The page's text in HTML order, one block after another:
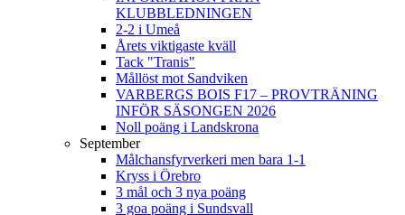
KLUBBLEDNINGEN
2-2 i Umeå
Årets viktigaste kväll
Tack "Tranis"
Mållöst mot Sandviken
VARBERGS BOIS F17 – PROVTRÄNING
INFÖR SÄSONGEN 2026
Noll poäng i Landskrona
September
Målchansfyrverkeri men bara 1-1
Kryss i Örebro
3 mål och 3 nya poäng
3 goa poäng i Sundsvall